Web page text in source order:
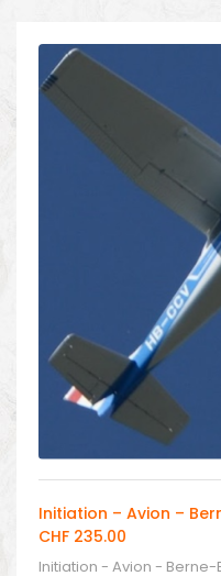
Initiation – Avion –
CHF 235.00
Initiation - Avion - Berne-